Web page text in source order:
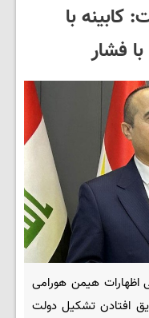
کابینه با
فشار
اظهارات هیمن هورامی
افتادن تشکیل دولت